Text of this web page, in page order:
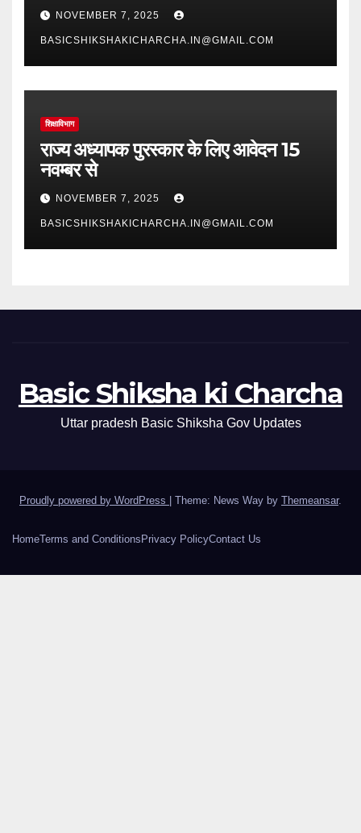
NOVEMBER 7, 2025
BASICSHIKSHAKICHARCHA.IN@GMAIL.COM
शिक्षाविभाग
राज्य अध्यापक पुरस्कार के लिए आवेदन 15
नवम्बर से
NOVEMBER 7, 2025
BASICSHIKSHAKICHARCHA.IN@GMAIL.COM
Basic Shiksha ki Charcha
Uttar pradesh Basic Shiksha Gov Updates
Proudly powered by WordPress | Theme: News Way by Themeansar.
HomeTerms and Conditions Privacy PolicyContact Us